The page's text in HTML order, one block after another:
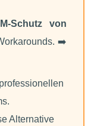
Schutz von
➡️
Alternative